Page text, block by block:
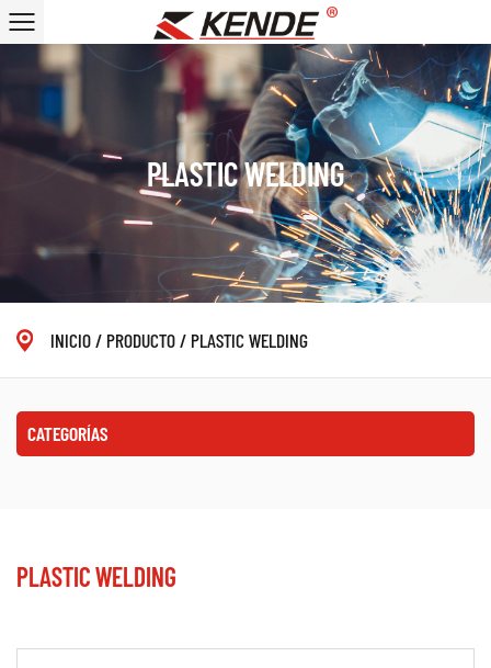
PLASTIC WELDING
INICIO/ PRODUCTO/ PLASTIC WELDING
CATEGORÍAS
PLASTIC WELDING